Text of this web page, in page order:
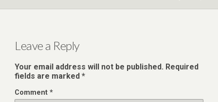
Leave a Reply
Your email address will not be published. Required
fields are marked *
Comment *